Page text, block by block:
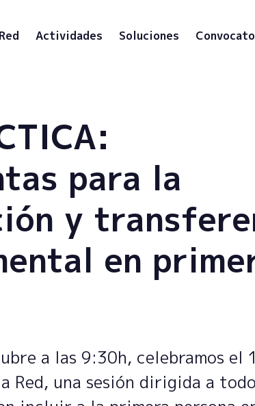
Actividades Soluciones
para la
y
en
a las 9:30h, celebramos el
Red, una sesión dirigida a